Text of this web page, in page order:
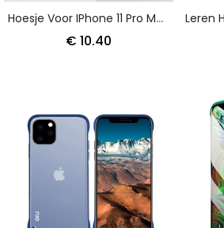
Hoesje Voor IPhone 11 Pro Max Transparant Zwart Transparant Met Draagring
€ 10.40